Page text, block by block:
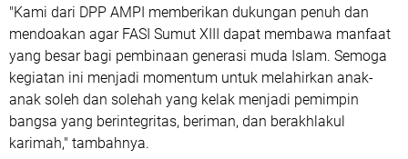
"Kami dari DPP AMPI memberikan dukungan penuh dan
mendoakan agar FASI Sumut XIII dapat membawa manfaat
yang besar bagi pembinaan generasi muda Islam. Semoga
kegiatan ini menjadi momentum untuk melahirkan anak-
anak soleh dan solehah yang kelak menjadi pemimpin
bangsa yang berintegritas, beriman, dan berakhlakul
karimah," tambahnya.